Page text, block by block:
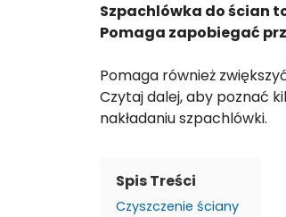
Szpachlówka do ścian
Pomaga zapobiegać
Pomaga również
Czytaj dalej, aby poznać
nakładaniu szpachlówki.
Spis Treści
Czyszczenie ściany